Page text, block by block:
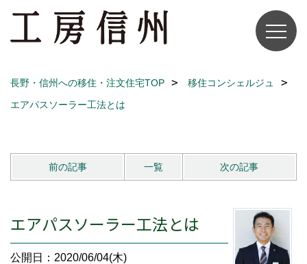
長野・信州への移住・注文住宅TOP
移住コンシェルジュ
エアパスソーラー工法とは
前の記事 一覧 次の記事
エアパスソーラー工法とは
公開日：2020/06/04(木)